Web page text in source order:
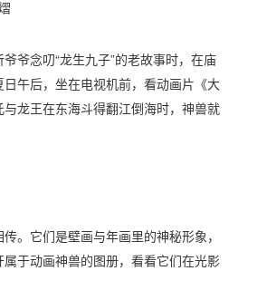
爷念叨“龙生九子”的老故事时，在庙
午后，坐在电视机前，看动画片《大
龙王在东海斗得翻江倒海时，神兽就
。它们是壁画与年画里的神秘形象，
于动画神兽的图册，看看它们在光影